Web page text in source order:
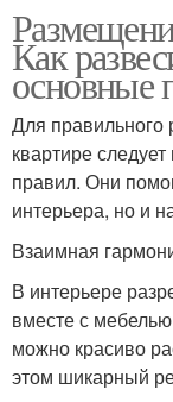
Как
основные
Для правильного
квартире
правил. Они
интерьера, но и
Взаимная
В интерьере
вместе с
можно красиво
этом шикарный